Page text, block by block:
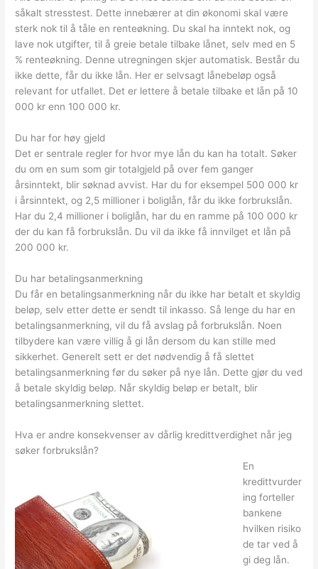
såkalt stresstest. Dette innebærer at din økonomi skal være
sterk nok til å tåle en renteøkning. Du skal ha inntekt nok, og
lave nok utgifter, til å greie betale tilbake lånet, selv med en 5
% renteøkning. Denne utregningen skjer automatisk. Består du
ikke dette, får du ikke lån. Her er selvsagt lånebeløp også
relevant for utfallet. Det er lettere å betale tilbake et lån på 10
000 kr enn 100 000 kr.
Du har for høy gjeld
Det er sentrale regler for hvor mye lån du kan ha totalt. Søker
du om en sum som gir totalgjeld på over fem ganger
årsinntekt, blir søknad avvist. Har du for eksempel 500 000 kr
i årsinntekt, og 2,5 millioner i boliglån, får du ikke forbrukslån.
Har du 2,4 millioner i boliglån, har du en ramme på 100 000 kr
der du kan få forbrukslån. Du vil da ikke få innvilget et lån på
200 000 kr.
Du har betalingsanmerkning
Du får en betalingsanmerkning når du ikke har betalt et skyldig
beløp, selv etter dette er sendt til inkasso. Så lenge du har en
betalingsanmerkning, vil du få avslag på forbrukslån. Noen
tilbydere kan være villig å gi lån dersom du kan stille med
sikkerhet. Generelt sett er det nødvendig å få slettet
betalingsanmerkning før du søker på nye lån. Dette gjør du ved
å betale skyldig beløp. Når skyldig beløp er betalt, blir
betalingsanmerkning slettet.
Hva er andre konsekvenser av dårlig kredittverdighet når jeg
søker forbrukslån?
En
kredittvurder
ing forteller
bankene
hvilken risiko
de tar ved å
gi deg lån.